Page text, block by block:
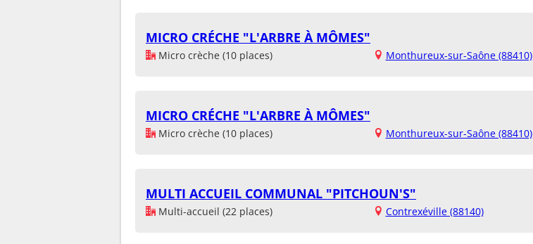
MICRO CRÉCHE "L'ARBRE À MÔMES"
Micro crèche (10 places) Monthureux-sur-Saône (88410)
MICRO CRÉCHE "L'ARBRE À MÔMES"
Micro crèche (10 places) Monthureux-sur-Saône (88410)
MULTI ACCUEIL COMMUNAL "PITCHOUN'S"
Multi-accueil (22 places) Contrexéville (88140)